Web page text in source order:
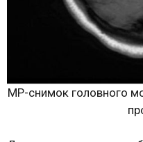
МР-снимок головного